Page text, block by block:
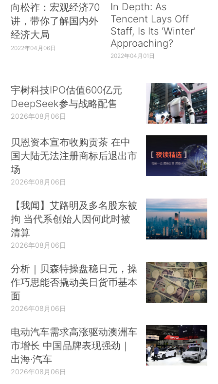
向松祚：宏观经济70
讲，带你了解国内外
经济大局
2022年04月06日
In Depth: As
Tencent Lays Off
Staff, Is Its ‘Winter’
Approaching?
2022年04月01日
宇树科技IPO估值600亿元
DeepSeek参与战略配售
2026年08月06日
贝恩资本宣布收购贡茶 在中
国大陆无法注册商标后退出市
场
2026年08月06日
【我闻】艾路明及多名股东被
拘 当代系创始人因何此时被
清算
2026年08月06日
分析｜贝森特操盘稳日元，操
作巧思能否撬动美日货币基本
面
2026年08月06日
电动汽车需求高涨驱动澳洲车
市增长 中国品牌表现强劲｜
出海·汽车
2026年08月06日